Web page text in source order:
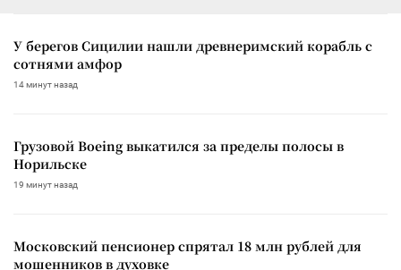
У берегов Сицилии нашли древнеримский корабль с
сотнями амфор
14 минут назад
Грузовой Boeing выкатился за пределы полосы в
Норильске
19 минут назад
Московский пенсионер спрятал 18 млн рублей для
мошенников в духовке